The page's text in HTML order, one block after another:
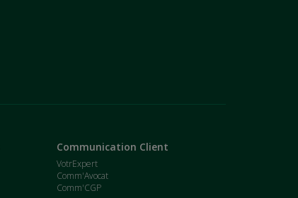
Communication Client
VotrExpert
Comm'Avocat
Comm'CGP